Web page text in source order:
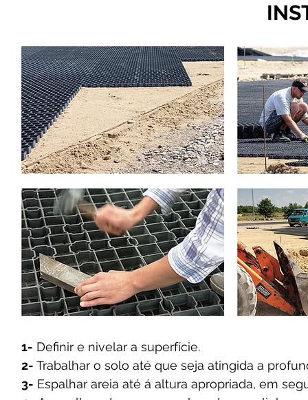
1- Definir e nivelar a superfície.
2- Trabalhar o solo até que seja atingida a
3- Espalhar areia até á altura apropriada, em